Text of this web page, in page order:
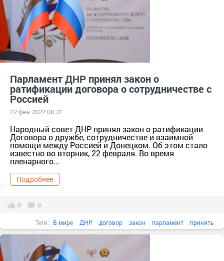
Парламент ДНР принял закон о
ратификации договора о сотрудничестве с
Россией
22 фев 2022 08:31
Народный совет ДНР принял закон о ратификации
Договора о дружбе, сотрудничестве и взаимной
помощи между Россией и Донецком. Об этом стало
известно во вторник, 22 февраля. Во время
пленарного...
Подробнее
0 0
Теги: В мире ДНР договор закон парламент принять